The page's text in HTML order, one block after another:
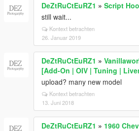
DeZtRuCtEuRZ1 » Script
still wait...
Kontext betrachten
26. Januar 2019
DeZtRuCtEuRZ1 »
[Add-On | OIV | Tuning |
upload? many new model
Kontext betrachten
13. Juni 2018
DeZtRuCtEuRZ1 » 1960